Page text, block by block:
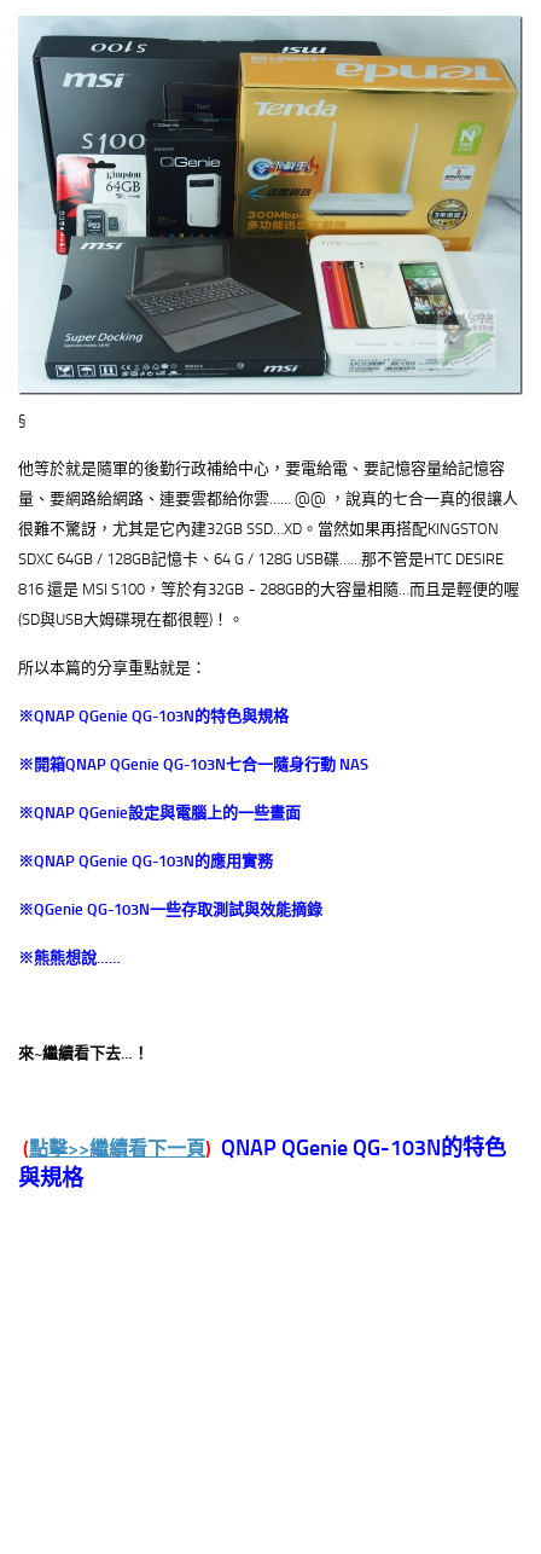
§
他等於就是隨軍的後勤行政補給中心，要電給電、要記憶容量給記憶容
量、要網路給網路、連要雲都給你雲…… @@ ，說真的七合一真的很讓人
很難不驚訝，尤其是它內建32GB SSD…XD。當然如果再搭配KINGSTON
SDXC 64GB / 128GB記憶卡、64 G / 128G USB碟……那不管是HTC DESIRE
816 還是 MSI S100，等於有32GB ~ 288GB的大容量相隨…而且是輕便的喔
(SD與USB大姆碟現在都很輕)！。
所以本篇的分享重點就是：
※QNAP QGenie QG-103N的特色與規格
※ 開箱QNAP QGenie QG-103N七合一隨身行動 NAS
※QNAP QGenie設定與電腦上的一些畫面
※QNAP QGenie QG-103N的應用實務
※QGenie QG-103N一些存取測試與效能摘錄
※熊熊想說……
來~繼續看下去…！
(點擊>>繼續看下一頁) QNAP QGenie QG-103N的特色
與規格